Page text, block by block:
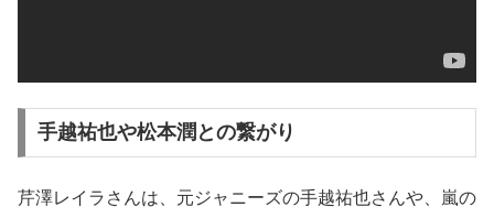
手越祐也や松本潤との繋がり
芹澤レイラさんは、元ジャニーズの手越祐也さんや、嵐の